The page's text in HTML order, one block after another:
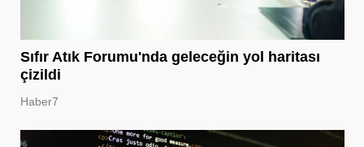
Sıfır Atık Forumu'nda geleceğin yol haritası
çizildi
Haber7